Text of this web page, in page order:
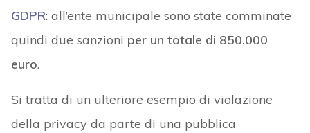
GDPR: all’ente municipale sono state comminate
quindi due sanzioni per un totale di 850.000
euro.
Si tratta di un ulteriore esempio di violazione
della privacy da parte di una pubblica